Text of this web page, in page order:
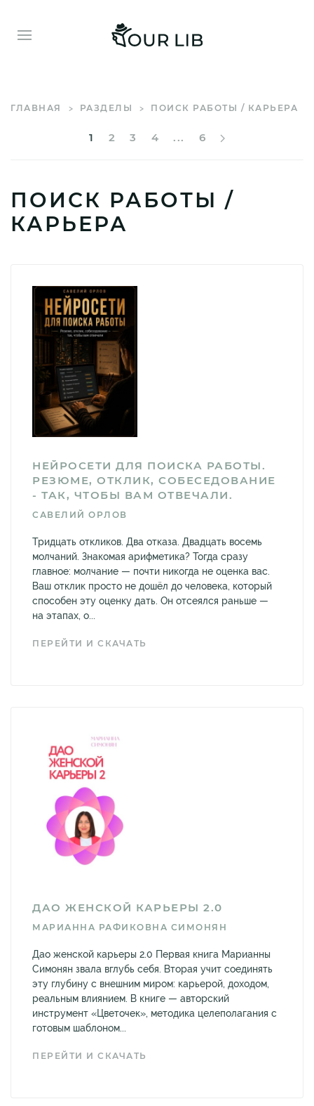
ГЛАВНАЯ РАЗДЕЛЫ ПОИСК РАБОТЫ / КАРЬЕРА
1 2 3 4 ... 6
ПОИСК РАБОТЫ /
КАРЬЕРА
НЕЙРОСЕТИ ДЛЯ ПОИСКА РАБОТЫ.
РЕЗЮМЕ, ОТКЛИК, СОБЕСЕДОВАНИЕ
- ТАК, ЧТОБЫ ВАМ ОТВЕЧАЛИ.
САВЕЛИЙ ОРЛОВ
Тридцать откликов. Два отказа. Двадцать восемь
молчаний. Знакомая арифметика? Тогда сразу
главное: молчание — почти никогда не оценка вас.
Ваш отклик просто не дошёл до человека, который
способен эту оценку дать. Он отсеялся раньше —
на этапах, о...
ПЕРЕЙТИ И СКАЧАТЬ
ДАО ЖЕНСКОЙ КАРЬЕРЫ 2.0
МАРИАННА РАФИКОВНА СИМОНЯН
Дао женской карьеры 2.0 Первая книга Марианны
Симонян звала вглубь себя. Вторая учит соединять
эту глубину с внешним миром: карьерой, доходом,
реальным влиянием. В книге — авторский
инструмент «Цветочек», методика целеполагания с
готовым шаблоном...
ПЕРЕЙТИ И СКАЧАТЬ